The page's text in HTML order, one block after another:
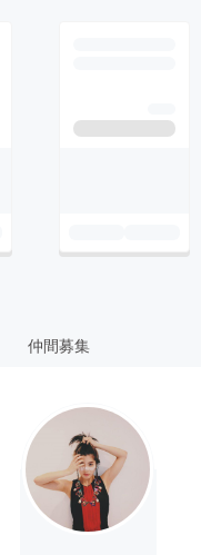
仲間募集